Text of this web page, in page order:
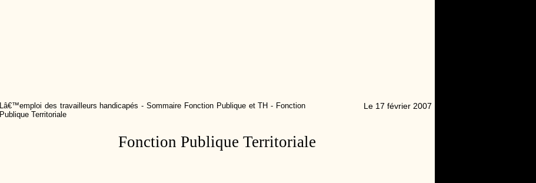
Lâ€™emploi des travailleurs handicapés -Sommaire Fonction Publique et TH - Fonction
Publique Territoriale
Le 17 février 2007
Fonction Publique Territoriale